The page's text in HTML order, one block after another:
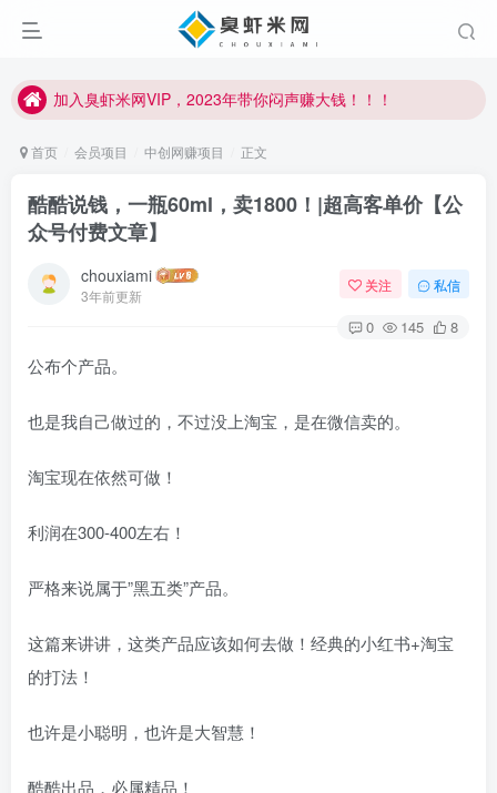
加入臭虾米网VIP，2023年带你闷声赚大钱！！！
加入臭虾米网VIP，2023年带你闷声赚大钱！！！
首页 会员项目 中创网赚项目 正文
酷酷说钱，一瓶60ml，卖1800！|超高客单价【公
众号付费文章】
chouxiami
3年前更新
关注 私信
0 145 8
公布个产品。
也是我自己做过的，不过没上淘宝，是在微信卖的。
淘宝现在依然可做！
利润在300-400左右！
严格来说属于”黑五类”产品。
这篇来讲讲，这类产品应该如何去做！经典的小红书+淘宝
的打法！
也许是小聪明，也许是大智慧！
酷酷出品，必属精品！